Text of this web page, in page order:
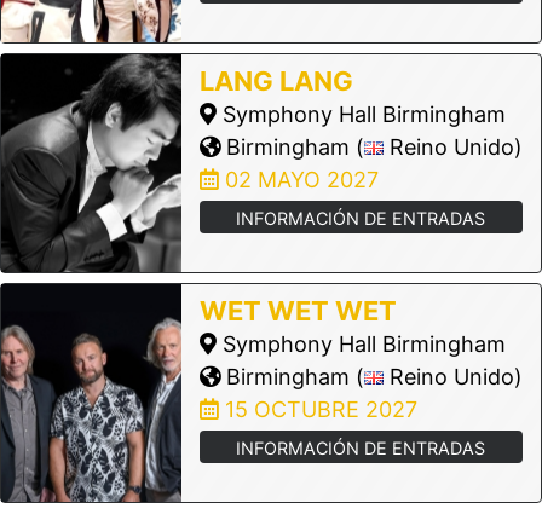
LANG LANG
Symphony Hall Birmingham
Birmingham (
Reino Unido)
02 MAYO 2027
INFORMACIÓN DE ENTRADAS
WET WET WET
Symphony Hall Birmingham
Birmingham (
Reino Unido)
15 OCTUBRE 2027
INFORMACIÓN DE ENTRADAS